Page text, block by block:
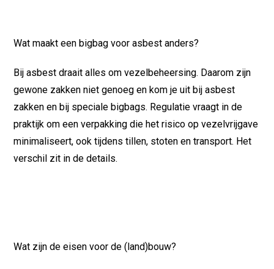
Wat maakt een bigbag voor asbest anders?
Bij asbest draait alles om vezelbeheersing. Daarom zijn
gewone zakken niet genoeg en kom je uit bij asbest
zakken en bij speciale bigbags. Regulatie vraagt in de
praktijk om een verpakking die het risico op vezelvrijgave
minimaliseert, ook tijdens tillen, stoten en transport. Het
verschil zit in de details.
Wat zijn de eisen voor de (land)bouw?